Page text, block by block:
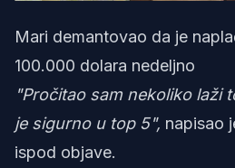
Mari demantovao da je
100.000 dolara nedeljno
"Pročitao sam nekoliko laži
je sigurno u top 5", napisao
ispod objave.